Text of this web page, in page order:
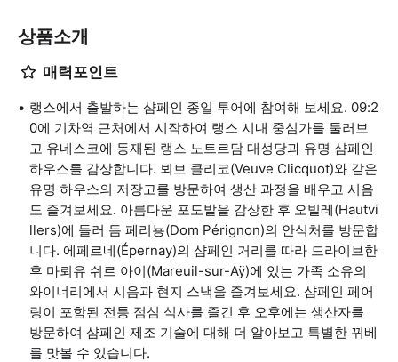
상품소개
매력포인트
랭스에서 출발하는 샴페인 종일 투어에 참여해 보세요. 09:2
0에 기차역 근처에서 시작하여 랭스 시내 중심가를 둘러보
고 유네스코에 등재된 랭스 노트르담 대성당과 유명 샴페인
하우스를 감상합니다. 뵈브 클리코(Veuve Clicquot)와 같은
유명 하우스의 저장고를 방문하여 생산 과정을 배우고 시음
도 즐겨보세요. 아름다운 포도밭을 감상한 후 오빌레(Hautvi
llers)에 들러 돔 페리뇽(Dom Pérignon)의 안식처를 방문합
니다. 에페르네(Épernay)의 샴페인 거리를 따라 드라이브한
후 마뢰유 쉬르 아이(Mareuil-sur-Aÿ)에 있는 가족 소유의
와이너리에서 시음과 현지 스낵을 즐겨보세요. 샴페인 페어
링이 포함된 전통 점심 식사를 즐긴 후 오후에는 생산자를
방문하여 샴페인 제조 기술에 대해 더 알아보고 특별한 뀌베
를 맛볼 수 있습니다.